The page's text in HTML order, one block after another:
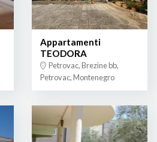
Appartamenti
TEODORA
Petrovac, Brezine bb,
Petrovac, Montenegro